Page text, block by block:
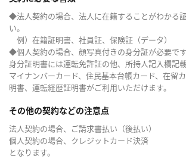
◆法人契約の場合、法人に在籍することがわかる
い。
例）在籍証明書、社員証、保険証（データ）
◆個人契約の場合、顔写真付きの身分証が必要です
身分証明書には運転免許証の他、所持人記入欄記
マイナンバーカード、住民基本台帳カード、在留
明書、運転経歴証明書がご利用いただけます。
その他の契約などの注意点
法人契約の場合、ご請求書払い（後払い）
個人契約の場合、クレジットカード決済
となります。